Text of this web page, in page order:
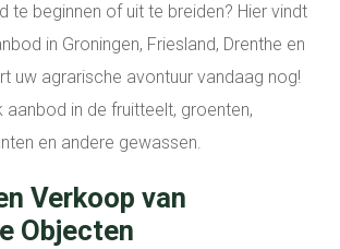
te beginnen of uit te breiden? Hier vindt
in Groningen, Friesland, Drenthe en
uw agrarische avontuur vandaag nog!
aanbod in de fruitteelt, groenten,
en andere gewassen.
Verkoop van
Objecten